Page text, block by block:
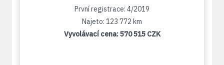
První registrace: 4/2019
Najeto: 123 772 km
Vyvolávací cena:570 515 CZK